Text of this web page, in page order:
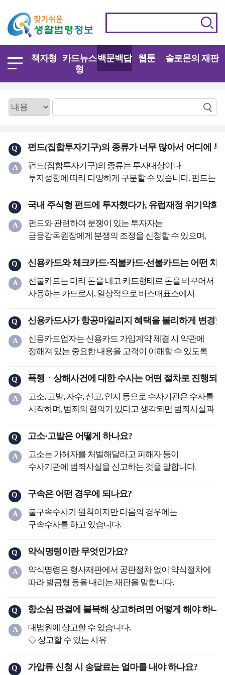
책자형
카드뉴스
형
백문백답 웹툰 솔로몬의 재판
Q 펀드(집합투자기구)의 종류가 너무 많아서 어디에
A
펀드(집합투자기구)의 종류는 투자대상이나
투자성향에 따라 다양하게 구분할 수 있습니다. 펀드는
투자대상에 따라 주식형펀드와 채권형펀드,
가지로 구분할 수 있습니다.
◇ 개방형 및 폐쇄형 집합투자기구
여부에 따라서 환매권을 주는 개방형 집합투자기구와
주지 않는 폐쇄형 집합투자기구로 구분할 수 있습니다.
일반적인 집합투자기구는 환매권을 인정하지만
“환매금지형집합투자기구”라 합니다.
환매금지형집합투자기구의 집합투자증권을 최초로
발행한 날부터 90일(전문투자자의 투자금만으로
3년) 이내에 그 집합투자증권을 증권시장에 상장해야
합니다.
◇ 투자대상 및 투자성향에 따른 분류
☞ 집합투자기구는 투자하는 대상이나 투자성향 등에
따라 다양하게 구분되는데, 투자대상에 따라 다음과
같이 주식형, 채권형, 혼합형, 초단기(MMF),
파생상품형 등으로 구분할 수 있습니다.
Q 국내 주식형 펀드에 투자했다가, 유럽재정 위기악화
A
펀드와 관련하여 분쟁이 있는 투자자는
금융감독원장에게 분쟁의 조정을 신청할 수 있으며,
제기하거나, 한국거래소 또는 금융투자협회의
해결할 수 있습니다.
금융감독원이나 한국소비자원 등을 통한
민사소송이나 증권관련집단소송을 통해 권리를
구제받을 수도 있습니다.
◇ 금융감독원을 통한 분쟁해결
발생하는 분쟁의 조정을 심의·의결하기 위해
☞ 금융투자업자와 분쟁이 있는 이해관계인은
금융감독원장에게 분쟁의 조정을 신청할 수 있으며,
심의를 요청할 수 있습니다.
◇ 한국소비자원을 통한 분쟁해결
☞ 소비자와 사업자 사이에 발생한 분쟁을 조정하기
위해 한국소비자원에 소비자분쟁조정위원회를 두고
있으며, 금융 분쟁이 발생한 경우 한국소비자원의
소비자상담센터에 민원 제기를 합니다.
◇ 한국거래소 및 금융투자협회를 통한 분쟁해결
☞ 한국거래소는 유가증권시장·코스닥시장 및
자율조정(당사자의 신청이 있는 경우에 한함)에 관한
있는 경우 회원의 영업행위와 관련된 분쟁의
자율조정에 관한 업무를 수행합니다.
☞ 금융감독원이나 한국소비자원 등을 통한
조정절차에서 해결이 되지 않은 경우 법원의
민사소송이나 증권관련집단소송을 통해 권리를
Q 신용카드와 체크카드·직불카드·선불카드는 어떤 차
A
선불카드는 미리 돈을 내고 카드형태로 돈을 바꾸어서
사용하는 카드로서, 일상적으로 버스매표소에서
직불카드는 카드 사용시마다 해당 사용금액이
직불카드는 사용할 수 있는 가맹점이 많지 않아 활발히
이용되고 있지는 않습니다. 이러한 직불카드의 단점을
사용가능하도록 만든 것이 바로 체크카드입니다.
◇ 신용카드란?
☞ “신용카드”란 이를 제시함으로써 반복하여
신용카드업자(외국에서 신용카드업에 상당하는
말합니다.
◇ 선불카드
받고 이에 해당하는 금액을 기록[전자적(電子的) 또는
자기적(磁氣的) 방법에 따른 기록을 말함]하여 발행한
증표로서 선불카드소지자가 신용카드가맹점에
제시하여 그 카드에 기록된 금액의 범위에서 결제할 수
있게 한 증표를 말합니다. 일정금액이 충전되어
사용한도가 미리 정해져 있으며, 그 범위 내에서 일반
신용카드처럼 물건이나 서비스를 구매할 수 있고
재충전도 가능한 기명 선불카드 또는 무기명 선불카드
◇ 직불카드
신용카드가맹점간에 전자적 또는 자기적 방법으로
금융거래계좌에 이체하는 등의 방법으로 결제가
말합니다. 직불카드는 상품이나 서비스의 구매와
Q 신용카드사가 항공마일리지 혜택을 불리하게 변경
A
신용카드업자는 신용카드 가입계약 체결 시 약관에
정해져 있는 중요한 내용을 고객이 이해할 수 있도록
약관의 경우에는 미리 변경가능성이 있다는 점을
일방적으로 변경한 경우에는 효력이 없으므로,
신용카드회사는 변경 전의 비율로 계산한
◇ 약관의 설명의무 등
☞ 신용카드업자는 계약을 체결할 때에는 고객에게
약관의 내용을 계약의 종류에 따라 일반적으로
경우 그 약관의 사본을 고객에게 내주어 고객이 약관의
☞ 신용카드업자는 약관에 정해져 있는 중요한 내용을
고객이 이해할 수 있도록 설명해야 합니다. 다만,
경우에는 그렇지 않습니다.
☞ 신용카드업자가 위 약관의 설명의무 등을 위반하여
계약을 체결한 경우에는 해당 약관을 계약의 내용으로
주장할 수 없습니다.
◇ 항공 마일리지 제공 약관이 회원에게 불리하게
변경된 경우(판례)
☞ 신용카드회사가 신용카드회원 가입계약 체결 시
회원에게 신용카드 사용액에 비례하여
비율을 회원에게 불리하게 변경한 사안에서,
Q 폭행ㆍ상해사건에 대한 수사는 어떤 절차로 진행되
A
고소, 고발, 자수, 신고, 인지 등으로 수사기관은 수사를
시작하며, 범죄의 혐의가 있다고 생각되면 범죄사실과
수사기관이 수사를 하는 경우 피의자는 상황에 따라
인정되면 검사는 공소를 제기합니다.
1. 시작
고소권자가 경찰이나 검찰에 고소를 하면 수사가
시작됩니다.
☞ 고발 : 고소권자가 아니더라도 범죄행위에 대해
시작됩니다.
경우 경찰은 상황을 파악한 후 수사를 시작합니다.
☞ 인지 : 고소, 고발, 신고 등이 없더라도 범죄행위를
시작할 수 있습니다.
2. 체포·구속
① 피의자(가해자)가 수사기관의 출석요구에 응하지
않거나,
② 주거가 일정하지 않거나,
③ 증거를 인멸할 우려가 있거나,
Q 고소·고발은 어떻게 하나요?
A
고소는 가해자를 처벌해달라고 피해자 등이
수사기관에 범죄사실을 신고하는 것을 말합니다.
◇ 고소를 할 수 있는 사람
② 피해자의 법정대리인
③ 피해자의 법정대리인이 피의자이거나
친족
④ 피해자가 사망한 경우에는 피해자의 배우자,
직계친족, 형제자매
◇ 고소·고발의 방법
또는 경찰 앞에서 말로 고소(고발)할 수 있습니다.
☞ 고소할 때 증거자료도 함께 제출합니다.
☞ 상해 사건인 경우에는 고소했다가 취하해도
Q 구속은 어떤 경우에 되나요?
A
불구속수사가 원칙이지만 다음의 경우에는
구속수사를 하고 있습니다.
☞ 피의자(가해자)가 죄를 범했다고 의심할 만한
해당하는 사유가 추가되는 경우에 검사는 관할
지방법원 판사에게 청구하여 구속영장을 발부받아
① 피의자(가해자)에게 일정한 주거가 없는 경우
② 피의자(가해자)가 증거를 없앨 염려가 있는 경우
③ 피의자가 도망칠 염려가 있는 경우
☞ 흉기, 그 밖의 위험한 물건을 휴대하거나
Q 약식명령이란 무엇인가요?
A
약식명령은 형사재판에서 공판절차 없이 약식절차에
따라 벌금형 등을 내리는 재판을 말합니다.
청구가 있은 날부터 14일 이내에 약식명령을 합니다.
☞ 약식명령(略式命令)은 형사재판에서 공판절차 없이
약식절차에 따라 벌금, 과료 또는 몰수 등의 재산형을
추징, 그 밖의 부수의 처분도 할 수 있습니다.
Q 항소심 판결에 불복해 상고하려면 어떻게 해야 하나
A
대법원에 상고할 수 있습니다.
◇ 상고할 수 있는 사유
위반이 있을 경우
Q 가압류 신청 시 송달료는 얼마를 내야 하나요?